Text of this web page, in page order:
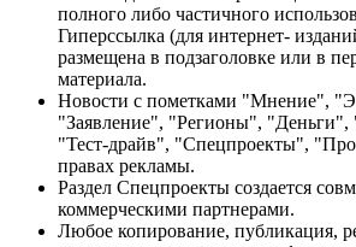
полного либо частичного
Гиперссылка (для интернет-
размещена в подзаголовке или в
материала.
Новости с пометками "Мнение",
"Заявление", "Регионы",
"Тест-драйв", "Спецпроекты",
правах рекламы.
Раздел Спецпроекты создается
коммерческими партнерами.
Любое копирование, публикация,